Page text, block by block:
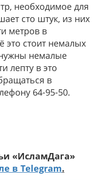
необходимое для
сто штук, из них
метров в
это стоит немалых
немалые
лепту в это
в
64-95-50.
«ИсламДага»
в Telegram.